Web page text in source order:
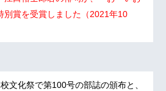
別賞を受賞しました（2021年10
文化祭で第100号の部誌の頒布と、